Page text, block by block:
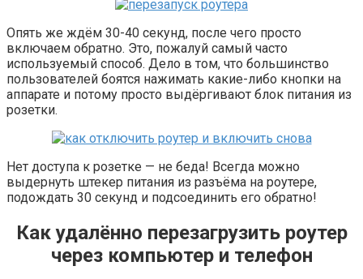
Опять же ждём 30-40 секунд, после чего просто
включаем обратно. Это, пожалуй самый часто
используемый способ. Дело в том, что большинство
пользователей боятся нажимать какие-либо кнопки на
аппарате и потому просто выдёргивают блок питания из
розетки.
Нет доступа к розетке — не беда! Всегда можно
выдернуть штекер питания из разъёма на роутере,
подождать 30 секунд и подсоединить его обратно!
Как удалённо перезагрузить роутер
через компьютер и телефон